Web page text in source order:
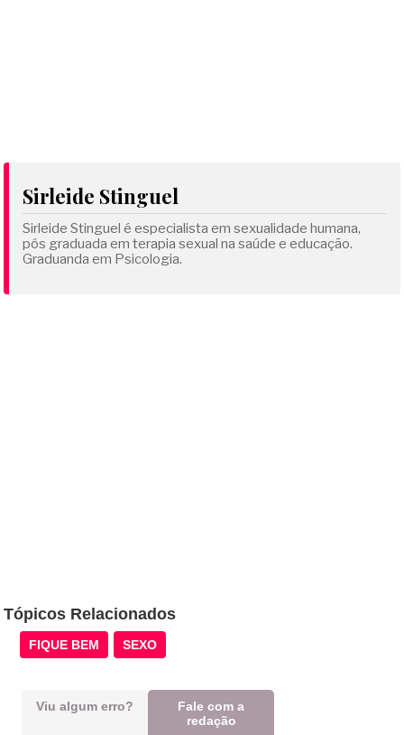
Sirleide Stinguel
Sirleide Stinguel é especialista em sexualidade humana,
pós graduada em terapia sexual na saúde e educação.
Graduanda em Psicologia.
Tópicos Relacionados
FIQUE BEM SEXO
Viu algum erro?
Fale com a
redação